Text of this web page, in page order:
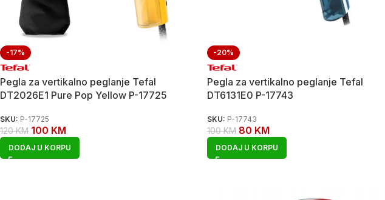
-17%
Pegla za vertikalno peglanje Tefal
DT2026E1 Pure Pop Yellow P-17725
SKU: P-17725
120KM 100 KM
DODAJ U KORPU
-20%
Pegla za vertikalno peglanje Tefal
DT6131E0 P-17743
SKU: P-17743
100KM 80 KM
DODAJ U KORPU